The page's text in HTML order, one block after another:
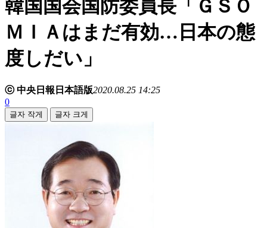
韓国国会国防委員長「ＧＳＯ
ＭＩＡはまだ有効…日本の態
度しだい」
ⓒ 中央日報日本語版2020.08.25 14:25
0
글자 작게 글자 크게